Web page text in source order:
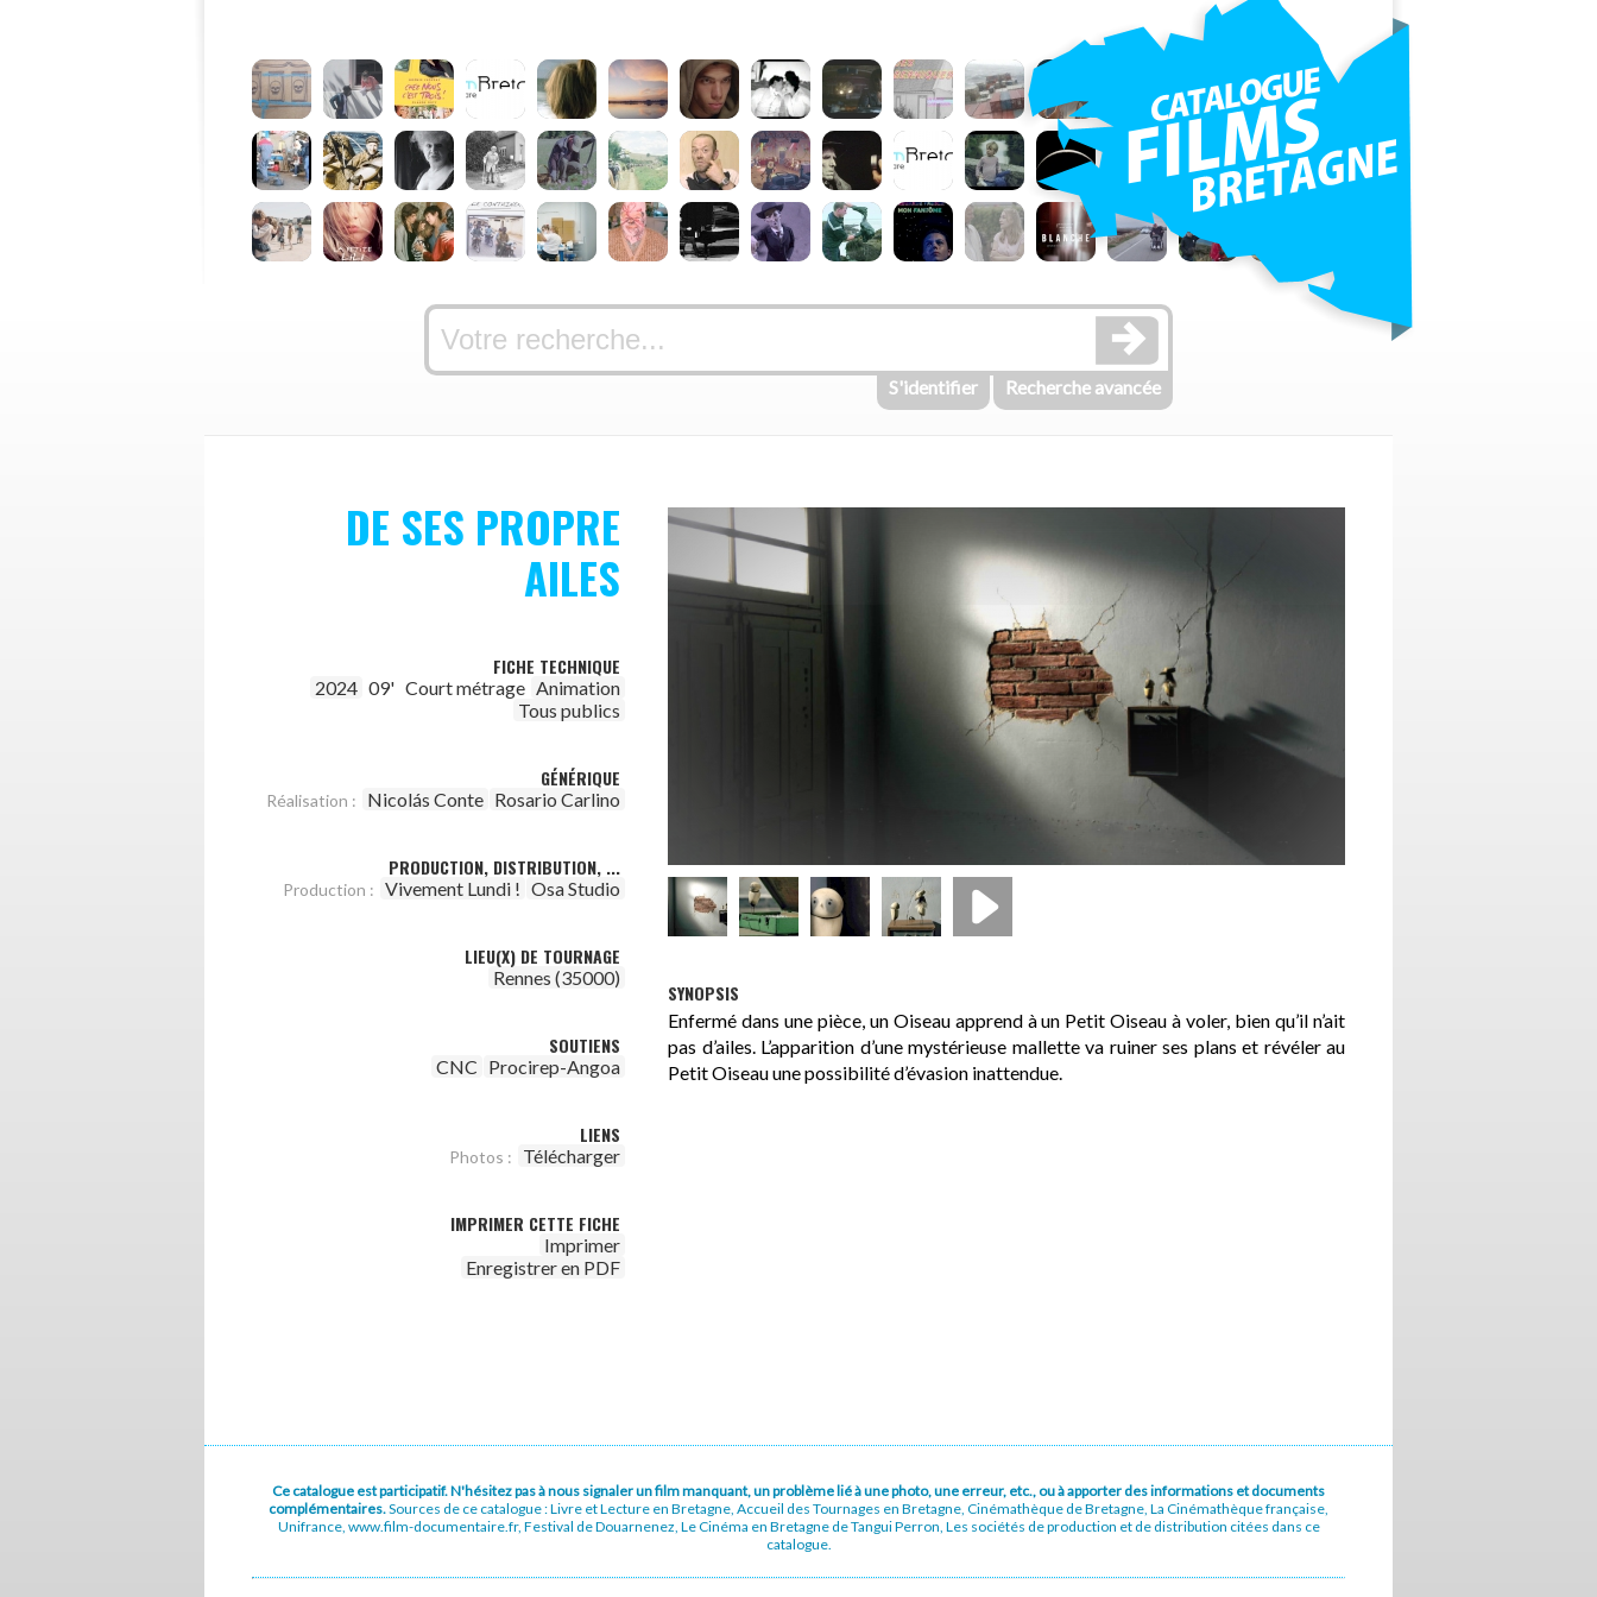
S'identifier Recherche avancée
DE SES PROPRE
AILES
FICHE TECHNIQUE
2024 09' Court métrage Animation
Tous publics
GÉNÉRIQUE
Réalisation : Nicolás Conte Rosario Carlino
PRODUCTION, DISTRIBUTION, ...
Production : Vivement Lundi ! Osa Studio
LIEU(X) DE TOURNAGE
Rennes (35000)
SOUTIENS
CNC Procirep-Angoa
LIENS
Photos : Télécharger
IMPRIMER CETTE FICHE
Imprimer
Enregistrer en PDF
SYNOPSIS
Enfermé dans une pièce, un Oiseau apprend à un Petit Oiseau à voler, bien qu’il n’ait
pas d’ailes. L’apparition d’une mystérieuse mallette va ruiner ses plans et révéler au
Petit Oiseau une possibilité d’évasion inattendue.
Ce catalogue est participatif. N'hésitez pas à nous signaler un film manquant, un problème lié à une photo, une erreur, etc., ou à apporter des informations et documents
complémentaires.Sources de ce catalogue : Livre et Lecture en Bretagne, Accueil des Tournages en Bretagne, Cinémathèque de Bretagne, La Cinémathèque française,
Unifrance, www.film-documentaire.fr, Festival de Douarnenez, Le Cinéma en Bretagne de Tangui Perron, Les sociétés de production et de distribution citées dans ce
catalogue.